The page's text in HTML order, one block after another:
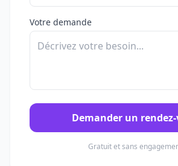
Votre demande
Demander un
Gratuit et sans